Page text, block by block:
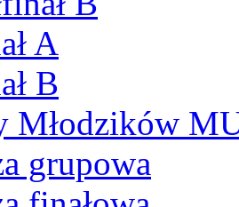
A
B
Młodzików
grupowa